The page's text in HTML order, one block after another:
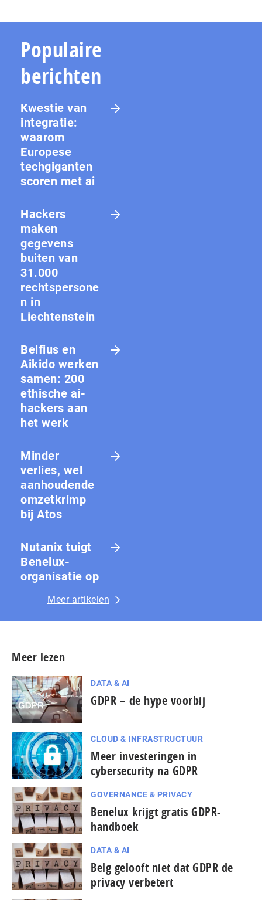
Populaire
berichten
Kwestie van
integratie:
waarom
Europese
techgiganten
scoren met ai
Hackers
maken
gegevens
buiten van
31.000
rechtspersone
n in
Liechtenstein
Belfius en
Aikido werken
samen: 200
ethische ai-
hackers aan
het werk
Minder
verlies, wel
aanhoudende
omzetkrimp
bij Atos
Nutanix tuigt
Benelux-
organisatie op
Meer artikelen
Meer lezen
DATA & AI
GDPR – de hype voorbij
CLOUD & INFRASTRUCTUUR
Meer investeringen in
cybersecurity na GDPR
GOVERNANCE & PRIVACY
Benelux krijgt gratis GDPR-
handboek
DATA & AI
Belg gelooft niet dat GDPR de
privacy verbetert